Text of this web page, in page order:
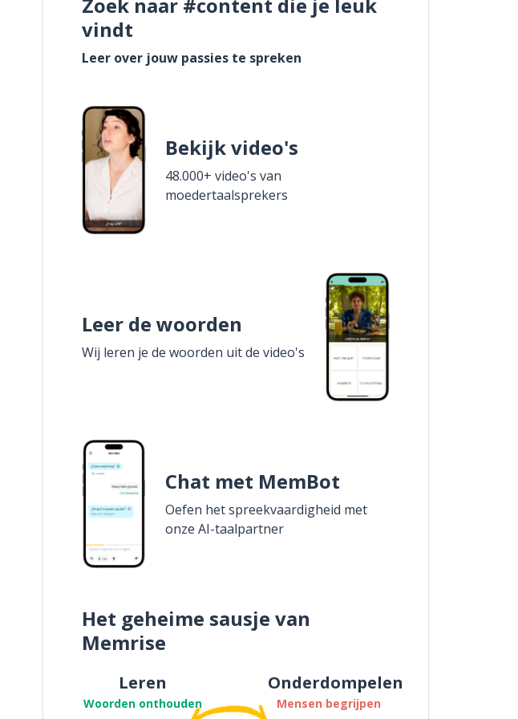
vindt
Leer over jouw passies te spreken
Bekijk video's
48.000+ video's van
moedertaalsprekers
Leer de woorden
Wij leren je de woorden uit de video's
Chat met MemBot
Oefen het spreekvaardigheid met
onze AI-taalpartner
Het geheime sausje van
Memrise
Leren
Woorden onthouden
Onderdompelen
Mensen begrijpen